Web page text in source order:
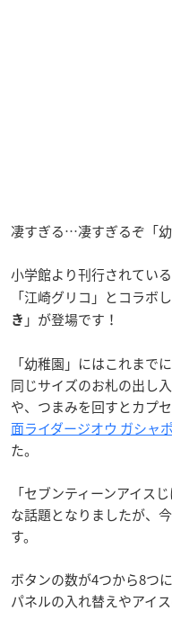
凄すぎる…凄すぎるぞ「幼
小学館より刊行されてい
「江崎グリコ」とコラボ
き 」が登場です！
「幼稚園」にはこれまで
同じサイズのお札の出し
や、つまみを回すとカプ
面ライダージオウ ガシャ
た。
「セブンティーンアイス
な話題となりましたが、
す。
ボタンの数が4つから8つ
パネルの入れ替えやアイ